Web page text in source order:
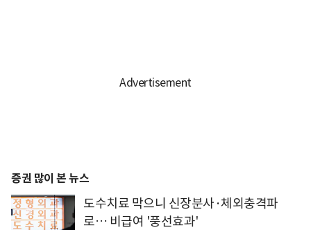
증권 많이 본 뉴스
도수치료 막으니 신장분사·체외충격파
로… 비급여 '풍선효과'